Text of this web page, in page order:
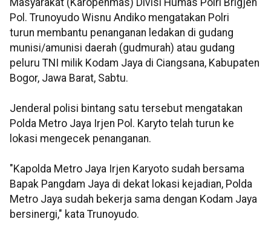
Masyarakat (Karopenmas) Divisi Humas Polri Brigjen
Pol. Trunoyudo Wisnu Andiko mengatakan Polri
turun membantu penanganan ledakan di gudang
munisi/amunisi daerah (gudmurah) atau gudang
peluru TNI milik Kodam Jaya di Ciangsana, Kabupaten
Bogor, Jawa Barat, Sabtu.
Jenderal polisi bintang satu tersebut mengatakan
Polda Metro Jaya Irjen Pol. Karyto telah turun ke
lokasi mengecek penanganan.
"Kapolda Metro Jaya Irjen Karyoto sudah bersama
Bapak Pangdam Jaya di dekat lokasi kejadian, Polda
Metro Jaya sudah bekerja sama dengan Kodam Jaya
bersinergi," kata Trunoyudo.